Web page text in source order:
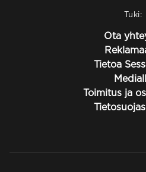
Tuki:
Ota
Tietoa
Toimitus ja